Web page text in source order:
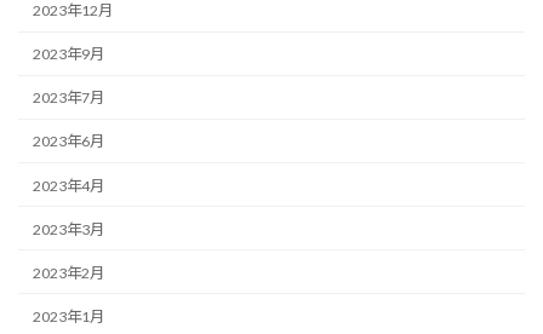
2023年12月
2023年9月
2023年7月
2023年6月
2023年4月
2023年3月
2023年2月
2023年1月